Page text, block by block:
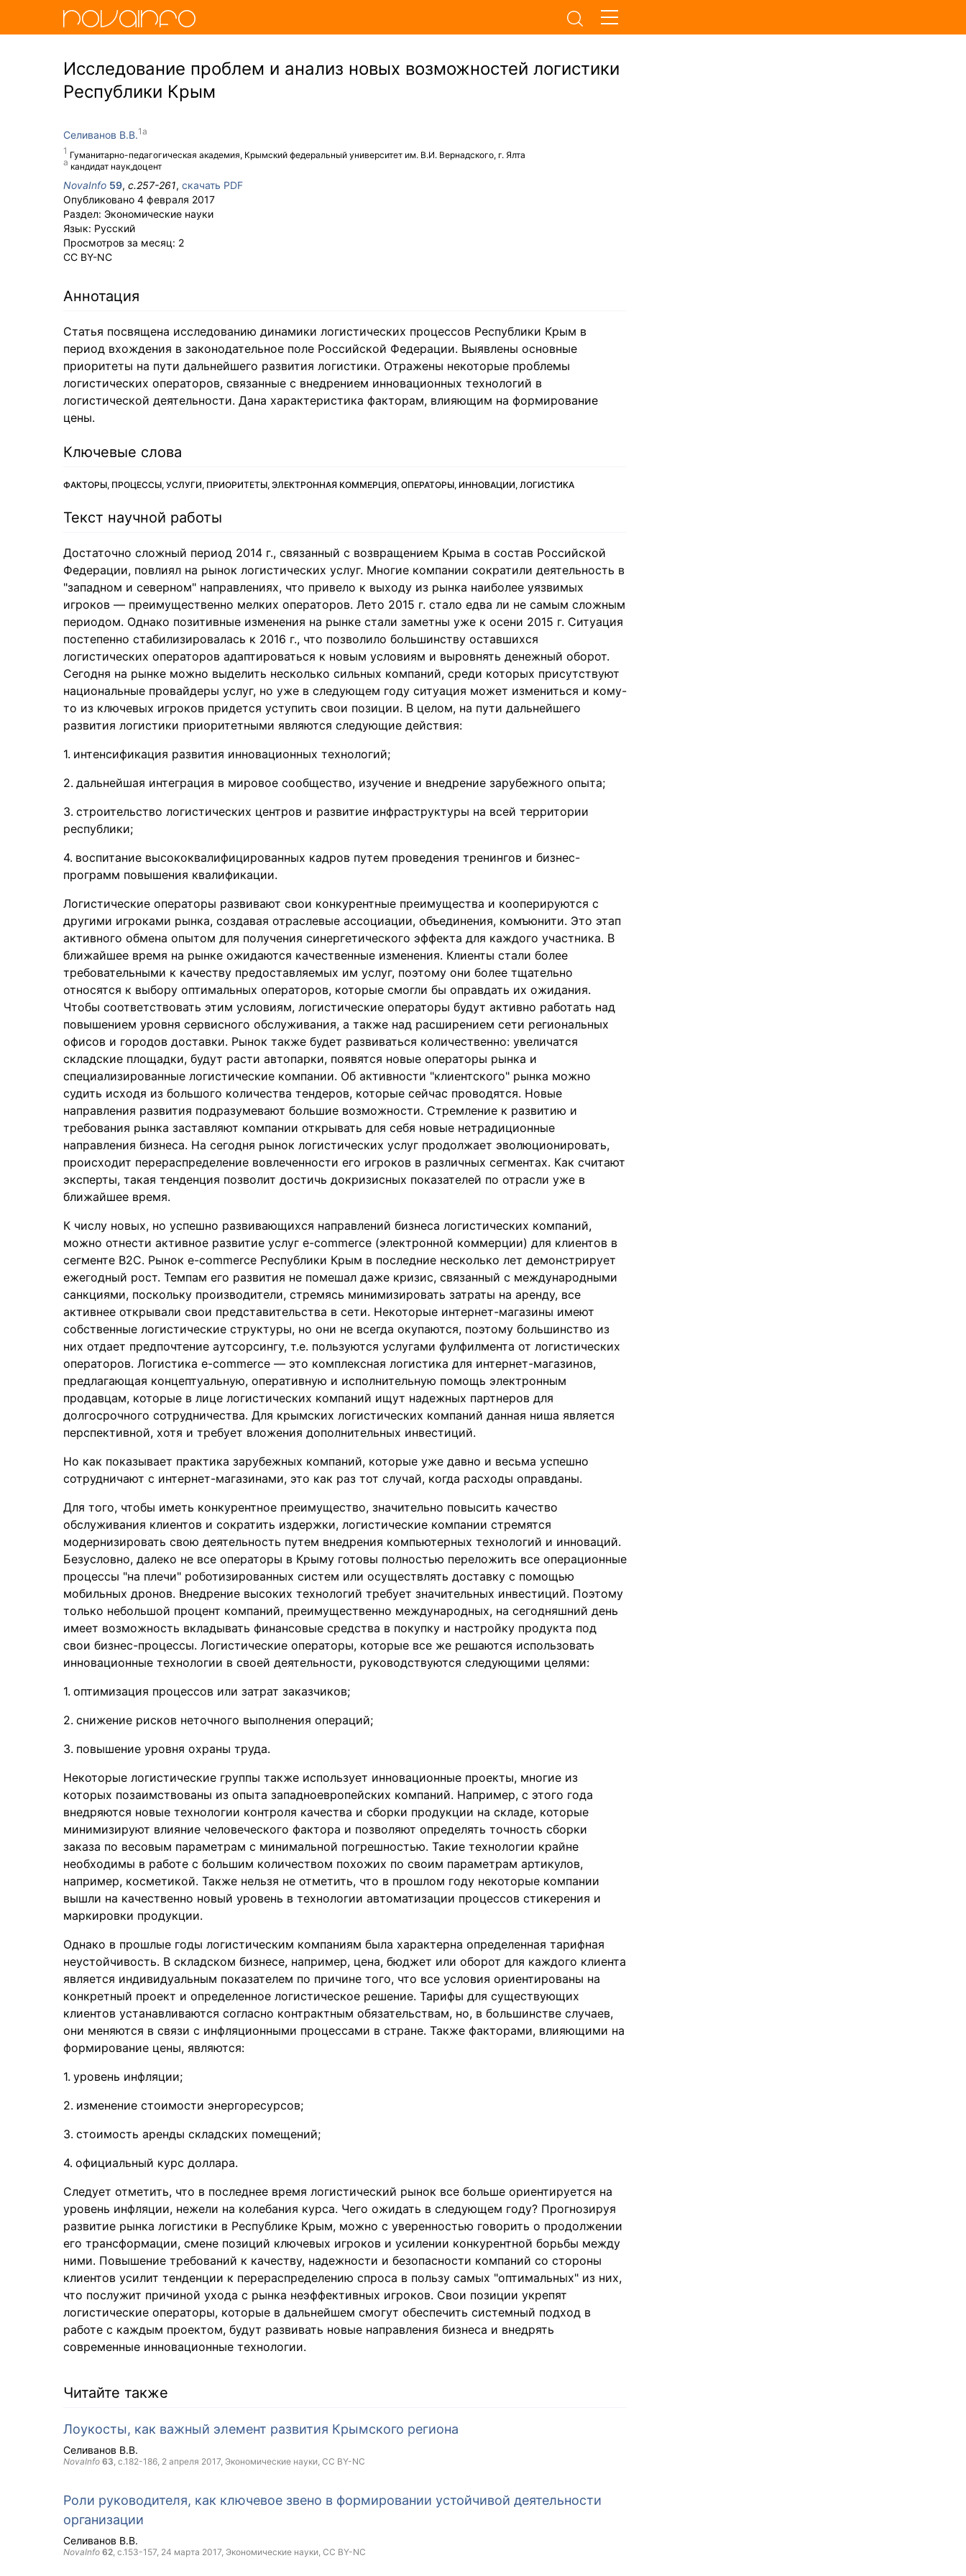
Исследование проблем и анализ новых возможностей логистики
Республики Крым
Селиванов В.В.
Гуманитарно-педагогическая академия, Крымский федеральный университет им. В.И. Вернадского, г. Ялта
кандидат наук,доцент
NovaInfo 59, с.257-261, скачать PDF
Опубликовано 4 февраля 2017
Раздел: Экономические науки
Язык: Русский
Просмотров за месяц: 2
CC BY-NC
Аннотация
Статья посвящена исследованию динамики логистических процессов Республики Крым в
период вхождения в законодательное поле Российской Федерации. Выявлены основные
приоритеты на пути дальнейшего развития логистики. Отражены некоторые проблемы
логистических операторов, связанные с внедрением инновационных технологий в
логистической деятельности. Дана характеристика факторам, влияющим на формирование
цены.
Ключевые слова
ФАКТОРЫ, ПРОЦЕССЫ, УСЛУГИ, ПРИОРИТЕТЫ, ЭЛЕКТРОННАЯ КОММЕРЦИЯ, ОПЕРАТОРЫ, ИННОВАЦИИ, ЛОГИСТИКА
Текст научной работы
Достаточно сложный период 2014 г., связанный с возвращением Крыма в состав Российской
Федерации, повлиял на рынок логистических услуг. Многие компании сократили деятельность в
"западном и северном" направлениях, что привело к выходу из рынка наиболее уязвимых
игроков — преимущественно мелких операторов. Лето 2015 г. стало едва ли не самым сложным
периодом. Однако позитивные изменения на рынке стали заметны уже к осени 2015 г. Ситуация
постепенно стабилизировалась к 2016 г., что позволило большинству оставшихся
логистических операторов адаптироваться к новым условиям и выровнять денежный оборот.
Сегодня на рынке можно выделить несколько сильных компаний, среди которых присутствуют
национальные провайдеры услуг, но уже в следующем году ситуация может измениться и кому-
то из ключевых игроков придется уступить свои позиции. В целом, на пути дальнейшего
развития логистики приоритетными являются следующие действия:
интенсификация развития инновационных технологий;
дальнейшая интеграция в мировое сообщество, изучение и внедрение зарубежного опыта;
строительство логистических центров и развитие инфраструктуры на всей территории
республики;
воспитание высококвалифицированных кадров путем проведения тренингов и бизнес-
программ повышения квалификации.
Логистические операторы развивают свои конкурентные преимущества и кооперируются с
другими игроками рынка, создавая отраслевые ассоциации, объединения, комъюнити. Это этап
активного обмена опытом для получения синергетического эффекта для каждого участника. В
ближайшее время на рынке ожидаются качественные изменения. Клиенты стали более
требовательными к качеству предоставляемых им услуг, поэтому они более тщательно
относятся к выбору оптимальных операторов, которые смогли бы оправдать их ожидания.
Чтобы соответствовать этим условиям, логистические операторы будут активно работать над
повышением уровня сервисного обслуживания, а также над расширением сети региональных
офисов и городов доставки. Рынок также будет развиваться количественно: увеличатся
складские площадки, будут расти автопарки, появятся новые операторы рынка и
специализированные логистические компании. Об активности "клиентского" рынка можно
судить исходя из большого количества тендеров, которые сейчас проводятся. Новые
направления развития подразумевают большие возможности. Стремление к развитию и
требования рынка заставляют компании открывать для себя новые нетрадиционные
направления бизнеса. На сегодня рынок логистических услуг продолжает эволюционировать,
происходит перераспределение вовлеченности его игроков в различных сегментах. Как считают
эксперты, такая тенденция позволит достичь докризисных показателей по отрасли уже в
ближайшее время.
К числу новых, но успешно развивающихся направлений бизнеса логистических компаний,
можно отнести активное развитие услуг e-commerce (электронной коммерции) для клиентов в
сегменте В2С. Рынок e-commerce Республики Крым в последние несколько лет демонстрирует
ежегодный рост. Темпам его развития не помешал даже кризис, связанный с международными
санкциями, поскольку производители, стремясь минимизировать затраты на аренду, все
активнее открывали свои представительства в сети. Некоторые интернет-магазины имеют
собственные логистические структуры, но они не всегда окупаются, поэтому большинство из
них отдает предпочтение аутсорсингу, т.е. пользуются услугами фулфилмента от логистических
операторов. Логистика е-commerce — это комплексная логистика для интернет-магазинов,
предлагающая концептуальную, оперативную и исполнительную помощь электронным
продавцам, которые в лице логистических компаний ищут надежных партнеров для
долгосрочного сотрудничества. Для крымских логистических компаний данная ниша является
перспективной, хотя и требует вложения дополнительных инвестиций.
Но как показывает практика зарубежных компаний, которые уже давно и весьма успешно
сотрудничают с интернет-магазинами, это как раз тот случай, когда расходы оправданы.
Для того, чтобы иметь конкурентное преимущество, значительно повысить качество
обслуживания клиентов и сократить издержки, логистические компании стремятся
модернизировать свою деятельность путем внедрения компьютерных технологий и инноваций.
Безусловно, далеко не все операторы в Крыму готовы полностью переложить все операционные
процессы "на плечи" роботизированных систем или осуществлять доставку с помощью
мобильных дронов. Внедрение высоких технологий требует значительных инвестиций. Поэтому
только небольшой процент компаний, преимущественно международных, на сегодняшний день
имеет возможность вкладывать финансовые средства в покупку и настройку продукта под
свои бизнес-процессы. Логистические операторы, которые все же решаются использовать
инновационные технологии в своей деятельности, руководствуются следующими целями:
оптимизация процессов или затрат заказчиков;
снижение рисков неточного выполнения операций;
повышение уровня охраны труда.
Некоторые логистические группы также использует инновационные проекты, многие из
которых позаимствованы из опыта западноевропейских компаний. Например, с этого года
внедряются новые технологии контроля качества и сборки продукции на складе, которые
минимизируют влияние человеческого фактора и позволяют определять точность сборки
заказа по весовым параметрам с минимальной погрешностью. Такие технологии крайне
необходимы в работе с большим количеством похожих по своим параметрам артикулов,
например, косметикой. Также нельзя не отметить, что в прошлом году некоторые компании
вышли на качественно новый уровень в технологии автоматизации процессов стикерения и
маркировки продукции.
Однако в прошлые годы логистическим компаниям была характерна определенная тарифная
неустойчивость. В складском бизнесе, например, цена, бюджет или оборот для каждого клиента
является индивидуальным показателем по причине того, что все условия ориентированы на
конкретный проект и определенное логистическое решение. Тарифы для существующих
клиентов устанавливаются согласно контрактным обязательствам, но, в большинстве случаев,
они меняются в связи с инфляционными процессами в стране. Также факторами, влияющими на
формирование цены, являются:
уровень инфляции;
изменение стоимости энергоресурсов;
стоимость аренды складских помещений;
официальный курс доллара.
Следует отметить, что в последнее время логистический рынок все больше ориентируется на
уровень инфляции, нежели на колебания курса. Чего ожидать в следующем году? Прогнозируя
развитие рынка логистики в Республике Крым, можно с уверенностью говорить о продолжении
его трансформации, смене позиций ключевых игроков и усилении конкурентной борьбы между
ними. Повышение требований к качеству, надежности и безопасности компаний со стороны
клиентов усилит тенденции к перераспределению спроса в пользу самых "оптимальных" из них,
что послужит причиной ухода с рынка неэффективных игроков. Свои позиции укрепят
логистические операторы, которые в дальнейшем смогут обеспечить системный подход в
работе с каждым проектом, будут развивать новые направления бизнеса и внедрять
современные инновационные технологии.
Читайте также
Лоукосты, как важный элемент развития Крымского региона
Селиванов В.В.
NovaInfo 63, с.182-186, 2 апреля 2017, Экономические науки, CC BY-NC
Роли руководителя, как ключевое звено в формировании устойчивой деятельности
организации
Селиванов В.В.
NovaInfo 62, с.153-157, 24 марта 2017, Экономические науки, CC BY-NC